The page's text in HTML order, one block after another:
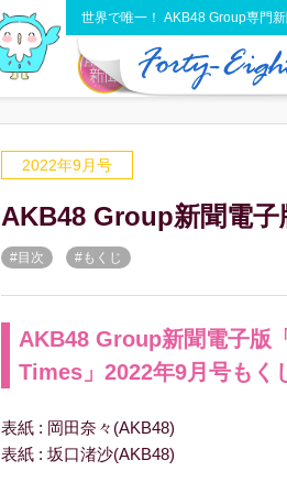
世界で唯一！ AKB48 Group専門
2022年9月号
AKB48 Group新聞電
#目次 #もくじ
AKB48 Group新聞電子版
Times」2022年9月号もく
表紙 : 岡田奈々(AKB48)
表紙 : 坂口渚沙(AKB48)